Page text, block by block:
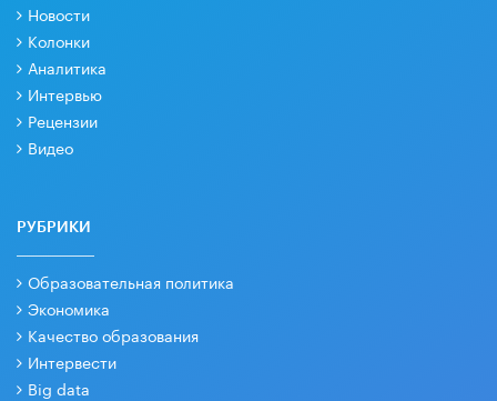
Новости
Колонки
Аналитика
Интервью
Рецензии
Видео
РУБРИКИ
Образовательная политика
Экономика
Качество образования
Интервести
Big data